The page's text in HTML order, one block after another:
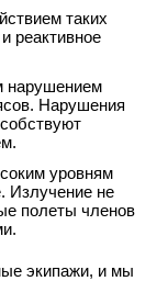
таких
реактивное
нарушением
Нарушения
уровням
Излучение не
полеты членов
экипажи, и мы